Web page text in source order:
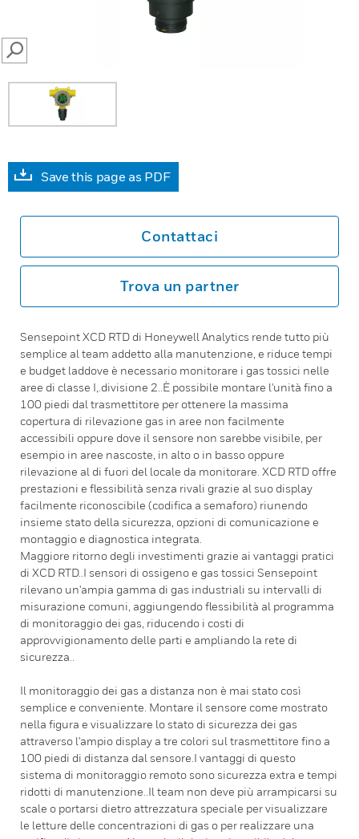
SEARCH
Save this page as PDF
Contattaci
Trova un partner
Sensepoint XCD RTD di Honeywell Analytics rende tutto più
semplice al team addetto alla manutenzione, e riduce tempi
e budget laddove è necessario monitorare i gas tossici nelle
aree di classe I,.divisione 2..È possibile montare l'unità fino a
100 piedi dal trasmettitore per ottenere la massima
copertura di rilevazione gas in aree non facilmente
accessibili oppure dove il sensore non sarebbe visibile, per
esempio in aree nascoste, in alto o in basso oppure
rilevazione al di fuori del locale da monitorare. XCD RTD offre
prestazioni e flessibilità senza rivali grazie al suo display
facilmente riconoscibile (codifica a semaforo) riunendo
insieme stato della sicurezza, opzioni di comunicazione e
montaggio e diagnostica integrata.
Maggiore ritorno degli investimenti grazie ai vantaggi pratici
di XCD RTD..I sensori di ossigeno e gas tossici Sensepoint
rilevano un'ampia gamma di gas industriali su intervalli di
misurazione comuni, aggiungendo flessibilità al programma
di monitoraggio dei gas, riducendo i costi di
approvvigionamento delle parti e ampliando la rete di
sicurezza..
Il monitoraggio dei gas a distanza non è mai stato così
semplice e conveniente. Montare il sensore come mostrato
nella figura e visualizzare lo stato di sicurezza dei gas
attraverso l'ampio display a tre colori sul trasmettitore fino a
100 piedi di distanza dal sensore.I vantaggi di questo
sistema di monitoraggio remoto sono sicurezza extra e tempi
ridotti di manutenzione..Il team non deve più arrampicarsi su
scale o portarsi dietro attrezzatura speciale per visualizzare
le letture delle concentrazioni di gas o per realizzare una